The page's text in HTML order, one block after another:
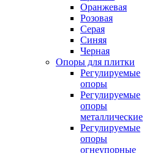
Оранжевая
Розовая
Серая
Синяя
Черная
Опоры для плитки
Регулируемые
опоры
Регулируемые
опоры
металлические
Регулируемые
опоры
огнеупорные